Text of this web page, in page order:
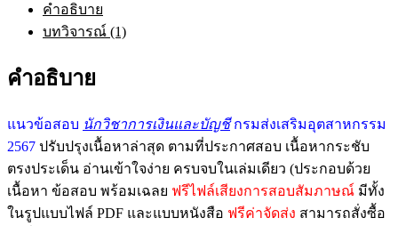
คำอธิบาย
บทวิจารณ์ (1)
คำอธิบาย
แนวข้อสอบ นักวิชาการเงินและบัญชีกรมส่งเสริมอุตสาหกรรม
2567 ปรับปรุงเนื้อหาล่าสุด ตามที่ประกาศสอบ เนื้อหากระชับ
ตรงประเด็น อ่านเข้าใจง่าย ครบจบในเล่มเดียว (ประกอบด้วย
เนื้อหา ข้อสอบ พร้อมเฉลย ฟรีไฟล์เสียงการสอบสัมภาษณ์ มีทั้ง
ในรูปแบบไฟล์ PDF และแบบหนังสือ ฟรีค่าจัดส่ง สามารถสั่งซื้อ